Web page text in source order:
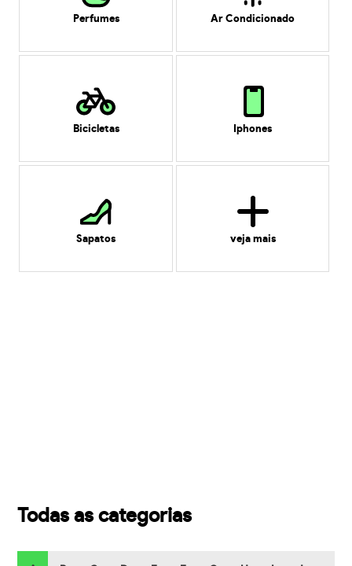
Perfumes Ar Condicionado
Bicicletas Iphones
Sapatos veja mais
Todas as categorias